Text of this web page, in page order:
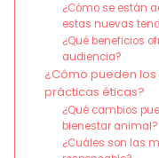
¿Cómo se están
estas nuevas
¿Qué beneficios
audiencia?
¿Cómo pueden
prácticas éticas?
¿Qué cambios
bienestar animal?
¿Cuáles son las